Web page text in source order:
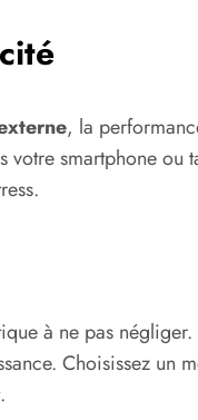
, la
smartphone
à ne pas
Choisissez un